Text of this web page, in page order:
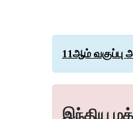
11ஆம்
இந்திய